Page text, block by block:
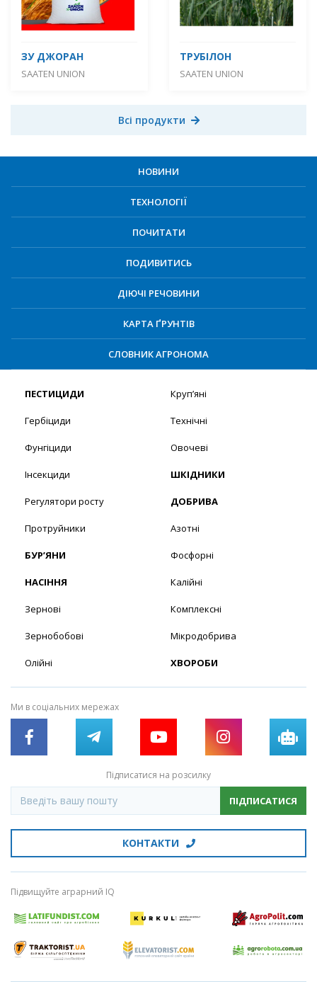
ЗУ ДЖОРАН
SAATEN UNION
ТРУБІЛОН
SAATEN UNION
Всі продукти
НОВИНИ
ТЕХНОЛОГІЇ
ПОЧИТАТИ
ПОДИВИТИСЬ
ДІЮЧІ РЕЧОВИНИ
КАРТА ҐРУНТІВ
СЛОВНИК АГРОНОМА
ПЕСТИЦИДИ
Гербіциди
Фунгіциди
Інсекциди
Регулятори росту
Протруйники
БУР’ЯНИ
НАСІННЯ
Зернові
Зернобобові
Олійні
Круп’яні
Технічні
Овочеві
ШКІДНИКИ
ДОБРИВА
Азотні
Фосфорні
Калійні
Комплексні
Мікродобрива
ХВОРОБИ
Ми в соціальних мережах
Підписатися на розсилку
ПІДПИСАТИСЯ
КОНТАКТИ
Підвищуйте аграрний IQ